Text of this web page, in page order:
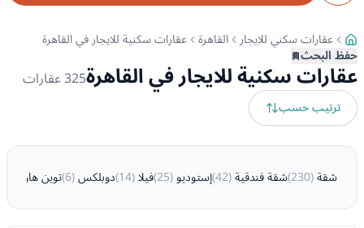
عقارات سكني للايجار القاهرة عقارات سكنية للايجار في القاهرة
حفظ البحث
عقارات سكنية للايجار في القاهرة325عقارات
ترتيب حسب
شقة(
230
)شقة فندقية(
42
)إستوديو(
25
)فيلا(
14
)دوبلكس(
6
)توين هاوس